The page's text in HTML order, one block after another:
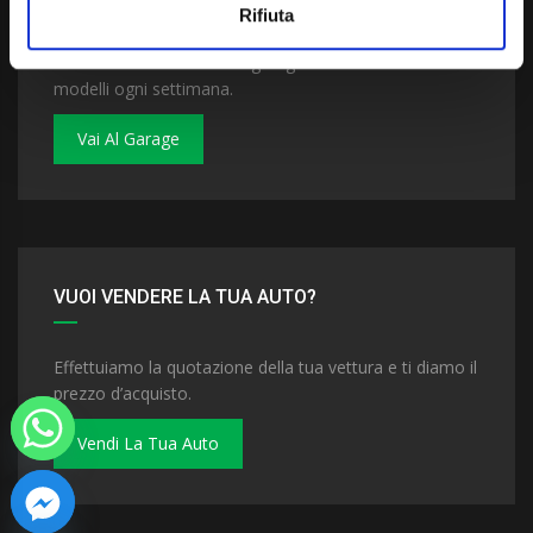
Rifiuta
Dai un'occhiata al nostro garage. Troverai nuovi
modelli ogni settimana.
Vai Al Garage
VUOI VENDERE LA TUA AUTO?
Effettuiamo la quotazione della tua vettura e ti diamo il
prezzo d’acquisto.
Vendi La Tua Auto